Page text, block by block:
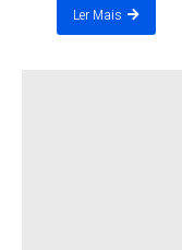
Ler Mais